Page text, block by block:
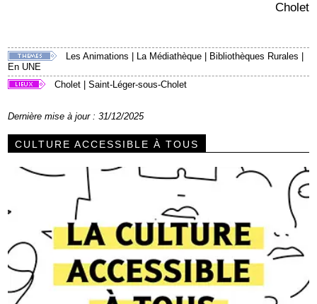
Cholet
Les Animations La Médiathèque Bibliothèques Rurales
En UNE
Cholet |Saint-Léger-sous-Cholet
Dernière mise à jour : 31/12/2025
CULTURE ACCESSIBLE À TOUS